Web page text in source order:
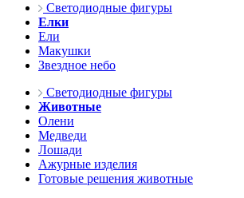
Светодиодные фигуры
Елки
Ели
Макушки
Звездное небо
Светодиодные фигуры
Животные
Олени
Медведи
Лошади
Ажурные изделия
Готовые решения животные